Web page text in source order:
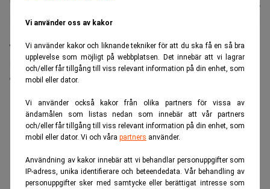
Vi använder oss av kakor
Vi använder kakor och liknande tekniker för att du ska få en så bra
upplevelse som möjligt på webbplatsen. Det innebär att vi lagrar
och/eller får tillgång till viss relevant information på din enhet, som
mobil eller dator.
Vi använder också kakor från olika partners för vissa av
ändamålen som listas nedan som innebär att vår partners
och/eller får tillgång till viss relevant information på din enhet, som
mobil eller dator. Vi och våra partners använder.
Användning av kakor innebär att vi behandlar personuppgifter som
IP-adress, unika identifierare och beteendedata. Vår behandling av
personuppgifter sker med samtycke eller berättigat intresse som
21 juli 2026
Warren Buffett fyller 96 nästa månad. I en intervju
med CNBC ser han tillbaka på sin investeringskarriär
och beskriver den som ett resultat av tillfälligheter.
ANNONS